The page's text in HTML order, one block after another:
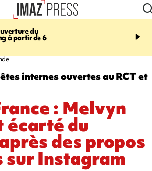
du
à partir de 6
07:00
Un vendredi
internes ouvertes au RCT et
: Melvyn
écarté du
des propos
sur Instagram